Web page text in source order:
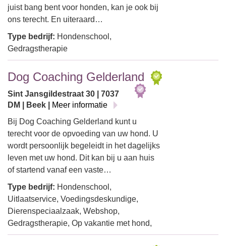
juist bang bent voor honden, kan je ook bij
ons terecht. En uiteraard…
Type bedrijf: Hondenschool,
Gedragstherapie
Dog Coaching Gelderland
Sint Jansgildestraat 30 | 7037
DM | Beek |
Meer informatie
Bij Dog Coaching Gelderland kunt u
terecht voor de opvoeding van uw hond. U
wordt persoonlijk begeleidt in het dagelijks
leven met uw hond. Dit kan bij u aan huis
of startend vanaf een vaste…
Type bedrijf: Hondenschool,
Uitlaatservice, Voedingsdeskundige,
Dierenspeciaalzaak, Webshop,
Gedragstherapie, Op vakantie met hond,